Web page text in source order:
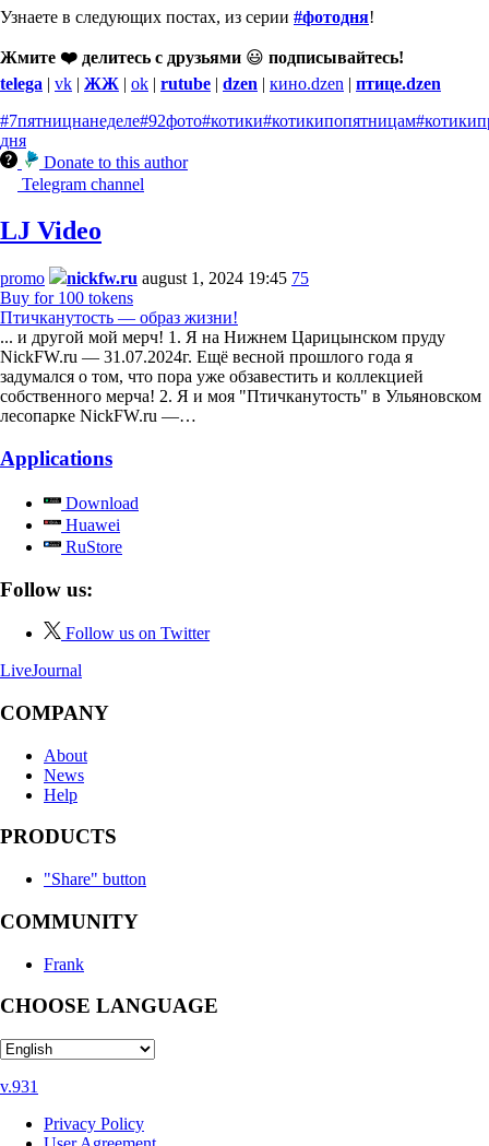
Узнаете в следующих постах, из серии #фотодня!
Жмите ❤️ делитесь с друзьями 😃 подписывайтесь!
telega | vk | ЖЖ | ok | rutube | dzen | кино.dzen | птице.dzen
#7пятницнанеделе#92фото#котики#котикипопятницам
дня
Donate to this author
Telegram channel
LJ Video
promo nickfw.ru august 1, 2024 19:45 75
Buy for 100 tokens
Птичканутость — образ жизни!
... и другой мой мерч! 1. Я на Нижнем Царицынском пруду
NickFW.ru — 31.07.2024г. Ещё весной прошлого года я
задумался о том, что пора уже обзавестить и коллекцией
собственного мерча! 2. Я и моя "Птичканутость" в Ульяновском
лесопарке NickFW.ru —…
Applications
Download
Huawei
RuStore
Follow us:
Follow us on Twitter
LiveJournal
COMPANY
About
News
Help
PRODUCTS
"Share" button
COMMUNITY
Frank
CHOOSE LANGUAGE
v.931
Privacy Policy